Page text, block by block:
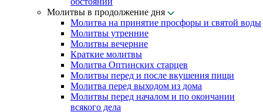
Молитвы в продолжение дня
Молитва на принятие просфоры и святой воды
Молитвы утренние
Молитвы вечерние
Краткие молитвы
Молитва Оптинских старцев
Молитвы перед и после вкушения пищи
Молитва перед выходом из дома
Молитвы перед началом и по окончании
всякого дела